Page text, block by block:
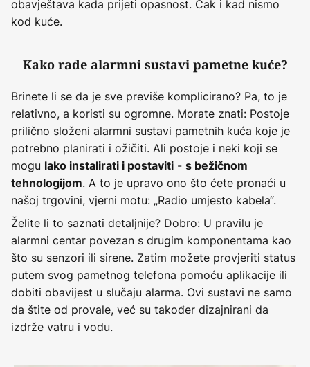
obavještava kada prijeti opasnost. Čak i kad nismo
kod kuće.
Kako rade alarmni sustavi pametne kuće?
Brinete li se da je sve previše komplicirano? Pa, to je
relativno, a koristi su ogromne. Morate znati: Postoje
prilično složeni alarmni sustavi pametnih kuća koje je
potrebno planirati i ožičiti. Ali postoje i neki koji se
mogu lako instalirati i postaviti - s bežičnom
tehnologijom. A to je upravo ono što ćete pronaći u
našoj trgovini, vjerni motu: „Radio umjesto kabela“.
Želite li to saznati detaljnije? Dobro: U pravilu je
alarmni centar povezan s drugim komponentama kao
što su senzori ili sirene. Zatim možete provjeriti status
putem svog pametnog telefona pomoću aplikacije ili
dobiti obavijest u slučaju alarma. Ovi sustavi ne samo
da štite od provale, već su također dizajnirani da
izdrže vatru i vodu.